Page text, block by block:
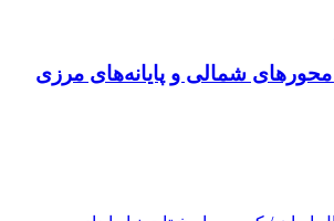
محورهای شمالی و پایانه‌های مرزی